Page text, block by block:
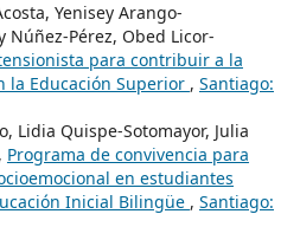
Yenisey Arango-
Núñez-Pérez, Obed Licor-
para contribuir a la
la Educación Superior , Santiago:
Lidia Quispe-Sotomayor, Julia
Programa de convivencia para
en estudiantes
Inicial Bilingüe , Santiago: